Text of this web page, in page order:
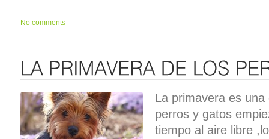
No comments
La primavera es
perros y gatos
tiempo al aire libre